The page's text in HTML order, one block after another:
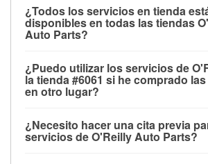
¿Todos los servicios en tienda
disponibles en todas las tiendas
Auto Parts?
las pruebas de batería, pruebas de
motor de arranque, revisión de la luz
con O'Reilly VeriScan® e instalación
limpiaparabrisas o bombillas, están
todas las tiendas O'Reilly Auto Parts.
¿Puedo utilizar los servicios de
la tienda #6061 si he comprado
en otro lugar?
de O'Reilly Auto Parts que estén
tienda #6061 de Austin, TX aunque
¿Necesito hacer una cita previa
servicios de O'Reilly Auto Parts?